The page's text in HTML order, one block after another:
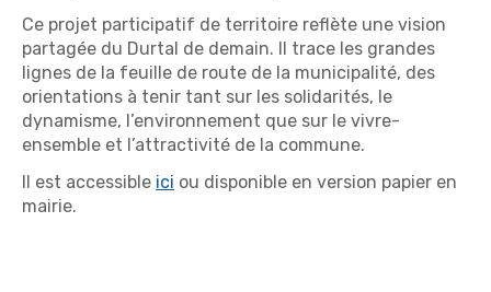
Ce projet participatif de territoire reflète une vision
partagée du Durtal de demain. Il trace les grandes
lignes de la feuille de route de la municipalité, des
orientations à tenir tant sur les solidarités, le
dynamisme, l’environnement que sur le vivre-
ensemble et l’attractivité de la commune.
Il est accessible ici ou disponible en version papier en
mairie.